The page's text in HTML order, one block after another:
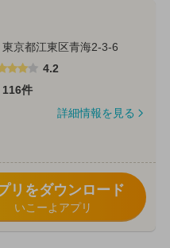
東京都江東区青海2-3-6
4.2
116件
詳細情報を見る
リをダウンロード
いこーよアプリ